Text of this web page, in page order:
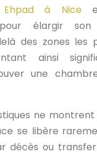
Ehpad à Nice
pour élargir
des zones les
ainsi
une
ne montrent
se libère
décès ou